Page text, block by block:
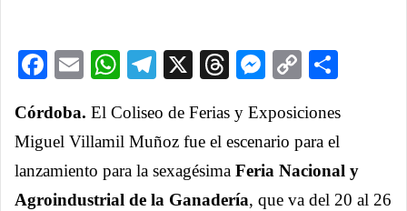
Facebook
EmailWhatsApp
Telegram
X ThreadsCopy
Córdoba. El Coliseo de Ferias y Exposiciones
Miguel Villamil Muñoz fue el escenario para el
lanzamiento para la sexagésima Feria Nacional y
Agroindustrial de la Ganadería, que va del 20 al 26